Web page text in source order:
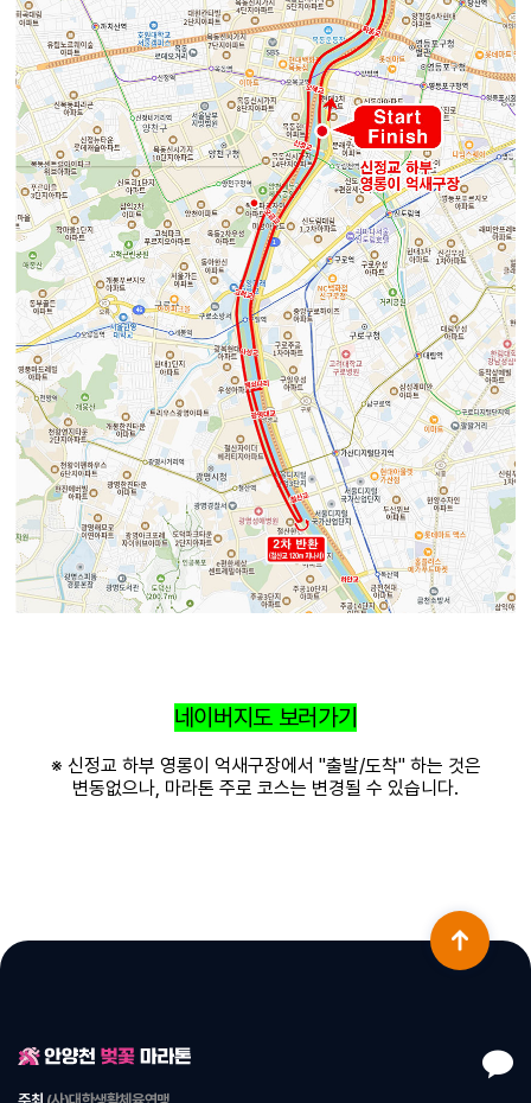
네이버지도 보러가기
※ 신정교 하부 영롱이 억새구장에서 "출발/도착" 하는 것은
변동없으나, 마라톤 주로 코스는 변경될 수 있습니다.